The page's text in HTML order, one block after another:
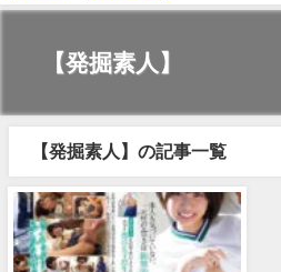
【発掘素人】
【発掘素人】の記事一覧